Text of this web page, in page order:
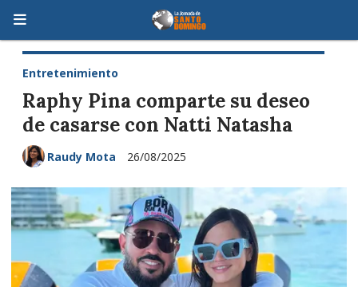
Raphy Pina comparte su deseo
de casarse con Natti Natasha
Entretenimiento
26/08/2025
Raudy Mota